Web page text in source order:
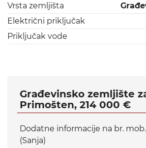
Vrsta zemljišta
Električni priključak
Priključak vode
Građevinsko zemljište
Primošten, 214 000 €
Dodatne informacije na br. mob.
(Sanja)